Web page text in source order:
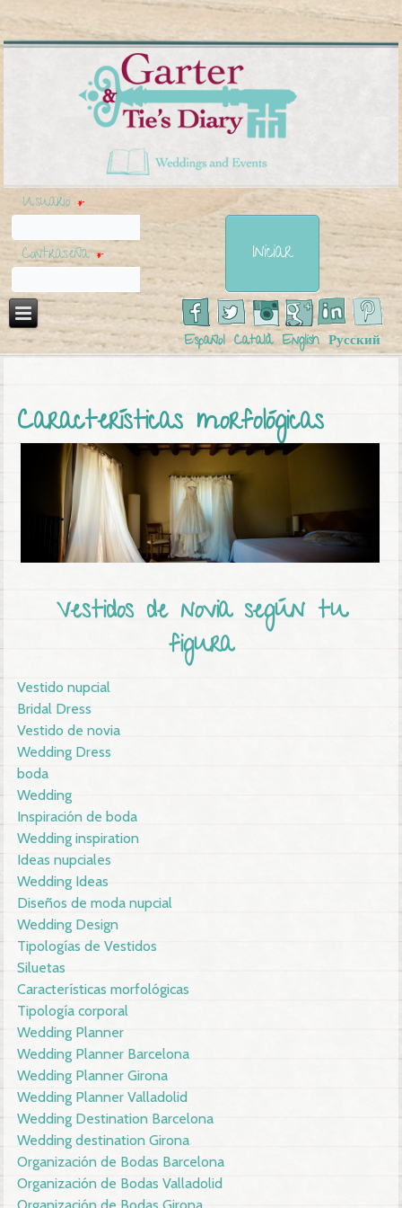
Usuario *
Contraseña*
Español Català English Русский
Características morfológicas
Vestidos de novia según tu
figura
Vestido nupcial
Bridal Dress
Vestido de novia
Wedding Dress
boda
Wedding
Inspiración de boda
Wedding inspiration
Ideas nupciales
Wedding Ideas
Diseños de moda nupcial
Wedding Design
Tipologías de Vestidos
Siluetas
Características morfológicas
Tipología corporal
Wedding Planner
Wedding Planner Barcelona
Wedding Planner Girona
Wedding Planner Valladolid
Wedding Destination Barcelona
Wedding destination Girona
Organización de Bodas Barcelona
Organización de Bodas Valladolid